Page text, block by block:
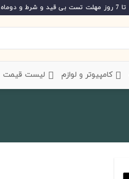
تا 7 روز مهلت تست بی قید و شرط و دوماه گارانتی رایگان
‌ کامپیوتر و لوازم ‌ لیست قیمت